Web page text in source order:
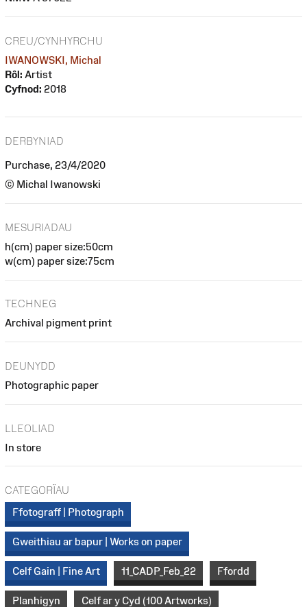
CREU/CYNHYRCHU
IWANOWSKI, Michal
Rôl: Artist
Cyfnod: 2018
DERBYNIAD
Purchase, 23/4/2020
© Michal Iwanowski
MESURIADAU
h(cm) paper size:50cm
w(cm) paper size:75cm
TECHNEG
Archival pigment print
DEUNYDD
Photographic paper
LLEOLIAD
In store
CATEGORÏAU
Ffotograff | Photograph
Gweithiau ar bapur | Works on paper
Celf Gain | Fine Art 11_CADP_Feb_22 Ffordd
Planhigyn Celf ar y Cyd (100 Artworks)